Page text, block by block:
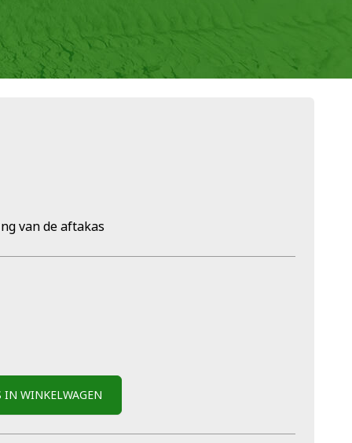
van de aftakas
IN WINKELWAGEN